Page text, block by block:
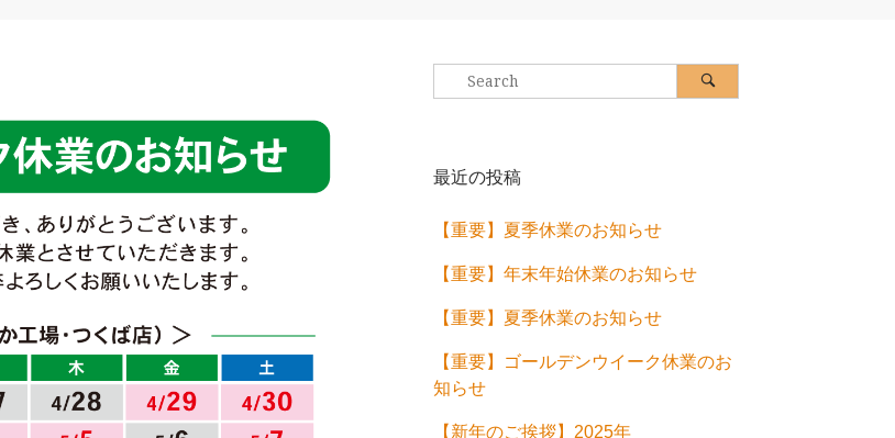
Search
for:
最近の投稿
【重要】夏季休業のお知らせ
【重要】年末年始休業のお知らせ
【重要】夏季休業のお知らせ
【重要】ゴールデンウイーク休業のお
知らせ
【新年のご挨拶】2025年